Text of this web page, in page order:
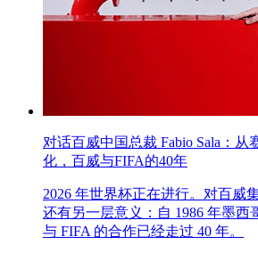
对话百威中国总裁 Fabio Sala：从
化，百威与FIFA的40年
2026 年世界杯正在进行。对百威
还有另一层意义：自 1986 年墨西
与 FIFA 的合作已经走过 40 年。